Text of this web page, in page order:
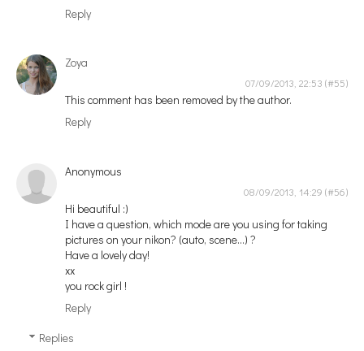
Reply
Zoya
07/09/2013, 22:53
This comment has been removed by the author.
Reply
Anonymous
08/09/2013, 14:29
Hi beautiful :)
I have a question, which mode are you using for taking
pictures on your nikon? (auto, scene...) ?
Have a lovely day!
xx
you rock girl !
Reply
Replies